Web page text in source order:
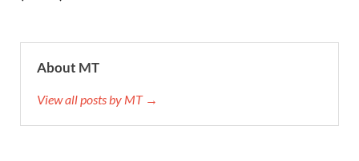
About MT
View all posts by MT →